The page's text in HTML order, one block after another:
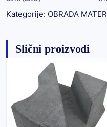
Kategorije: OBRADA
Slični proizvodi